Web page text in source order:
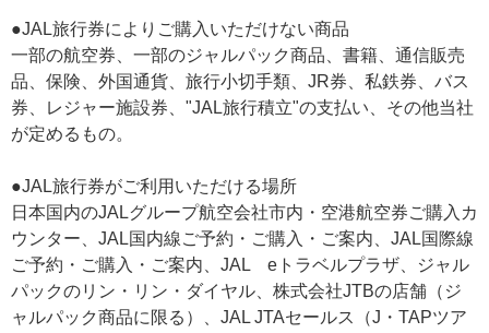
●JAL旅行券によりご購入いただけない商品
一部の航空券、一部のジャルパック商品、書籍、通信販売
品、保険、外国通貨、旅行小切手類、JR券、私鉄券、バス
券、レジャー施設券、"JAL旅行積立"の支払い、その他当社
が定めるもの。
●JAL旅行券がご利用いただける場所
日本国内のJALグループ航空会社市内・空港航空券ご購入カ
ウンター、JAL国内線ご予約・ご購入・ご案内、JAL国際線
ご予約・ご購入・ご案内、JAL eトラベルプラザ、ジャル
パックのリン・リン・ダイヤル、株式会社JTBの店舗（ジ
ャルパック商品に限る）、JAL JTAセールス（J・TAPツア